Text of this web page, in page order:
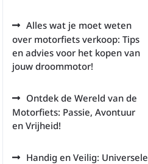
Alles wat je moet weten
over motorfiets verkoop: Tips
en advies voor het kopen van
jouw droommotor!
Ontdek de Wereld van de
Motorfiets: Passie, Avontuur
en Vrijheid!
Handig en Veilig: Universele